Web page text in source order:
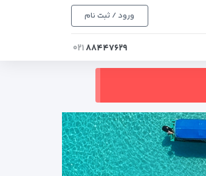
ورود / ثبت نام
۸۸۴۴۷۶۲۹۰۲۱